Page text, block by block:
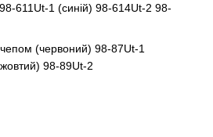
611Ut-1 (синій) 98-614Ut-2 98-
(червоний) 98-87Ut-1
98-89Ut-2